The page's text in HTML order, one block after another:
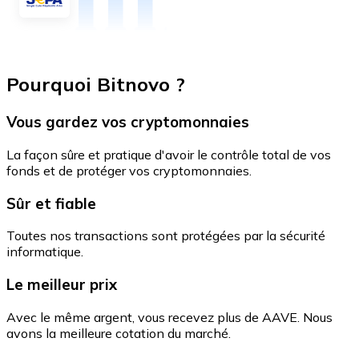
Pourquoi Bitnovo ?
Vous gardez vos cryptomonnaies
La façon sûre et pratique d'avoir le contrôle total de vos
fonds et de protéger vos cryptomonnaies.
Sûr et fiable
Toutes nos transactions sont protégées par la sécurité
informatique.
Le meilleur prix
Avec le même argent, vous recevez plus de AAVE. Nous
avons la meilleure cotation du marché.